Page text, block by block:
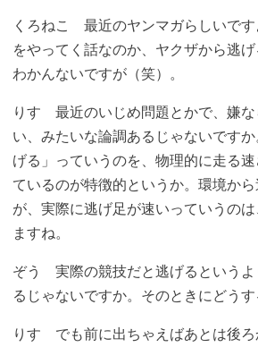
くろねこ
最近のヤンマガらしいで
をやってく話なのか、ヤクザから逃
わかんないですが（笑）。
りす 最近のいじめ問題とかで、嫌
い、みたいな論調あるじゃないです
げる」っていうのを、物理的に走る
ているのが特徴的というか。環境か
が、実際に逃げ足が速いっていうの
ますね。
ぞう
実際の競技だと逃げるという
るじゃないですか。そのときにどうす
りす でも前に出ちゃえばあとは後